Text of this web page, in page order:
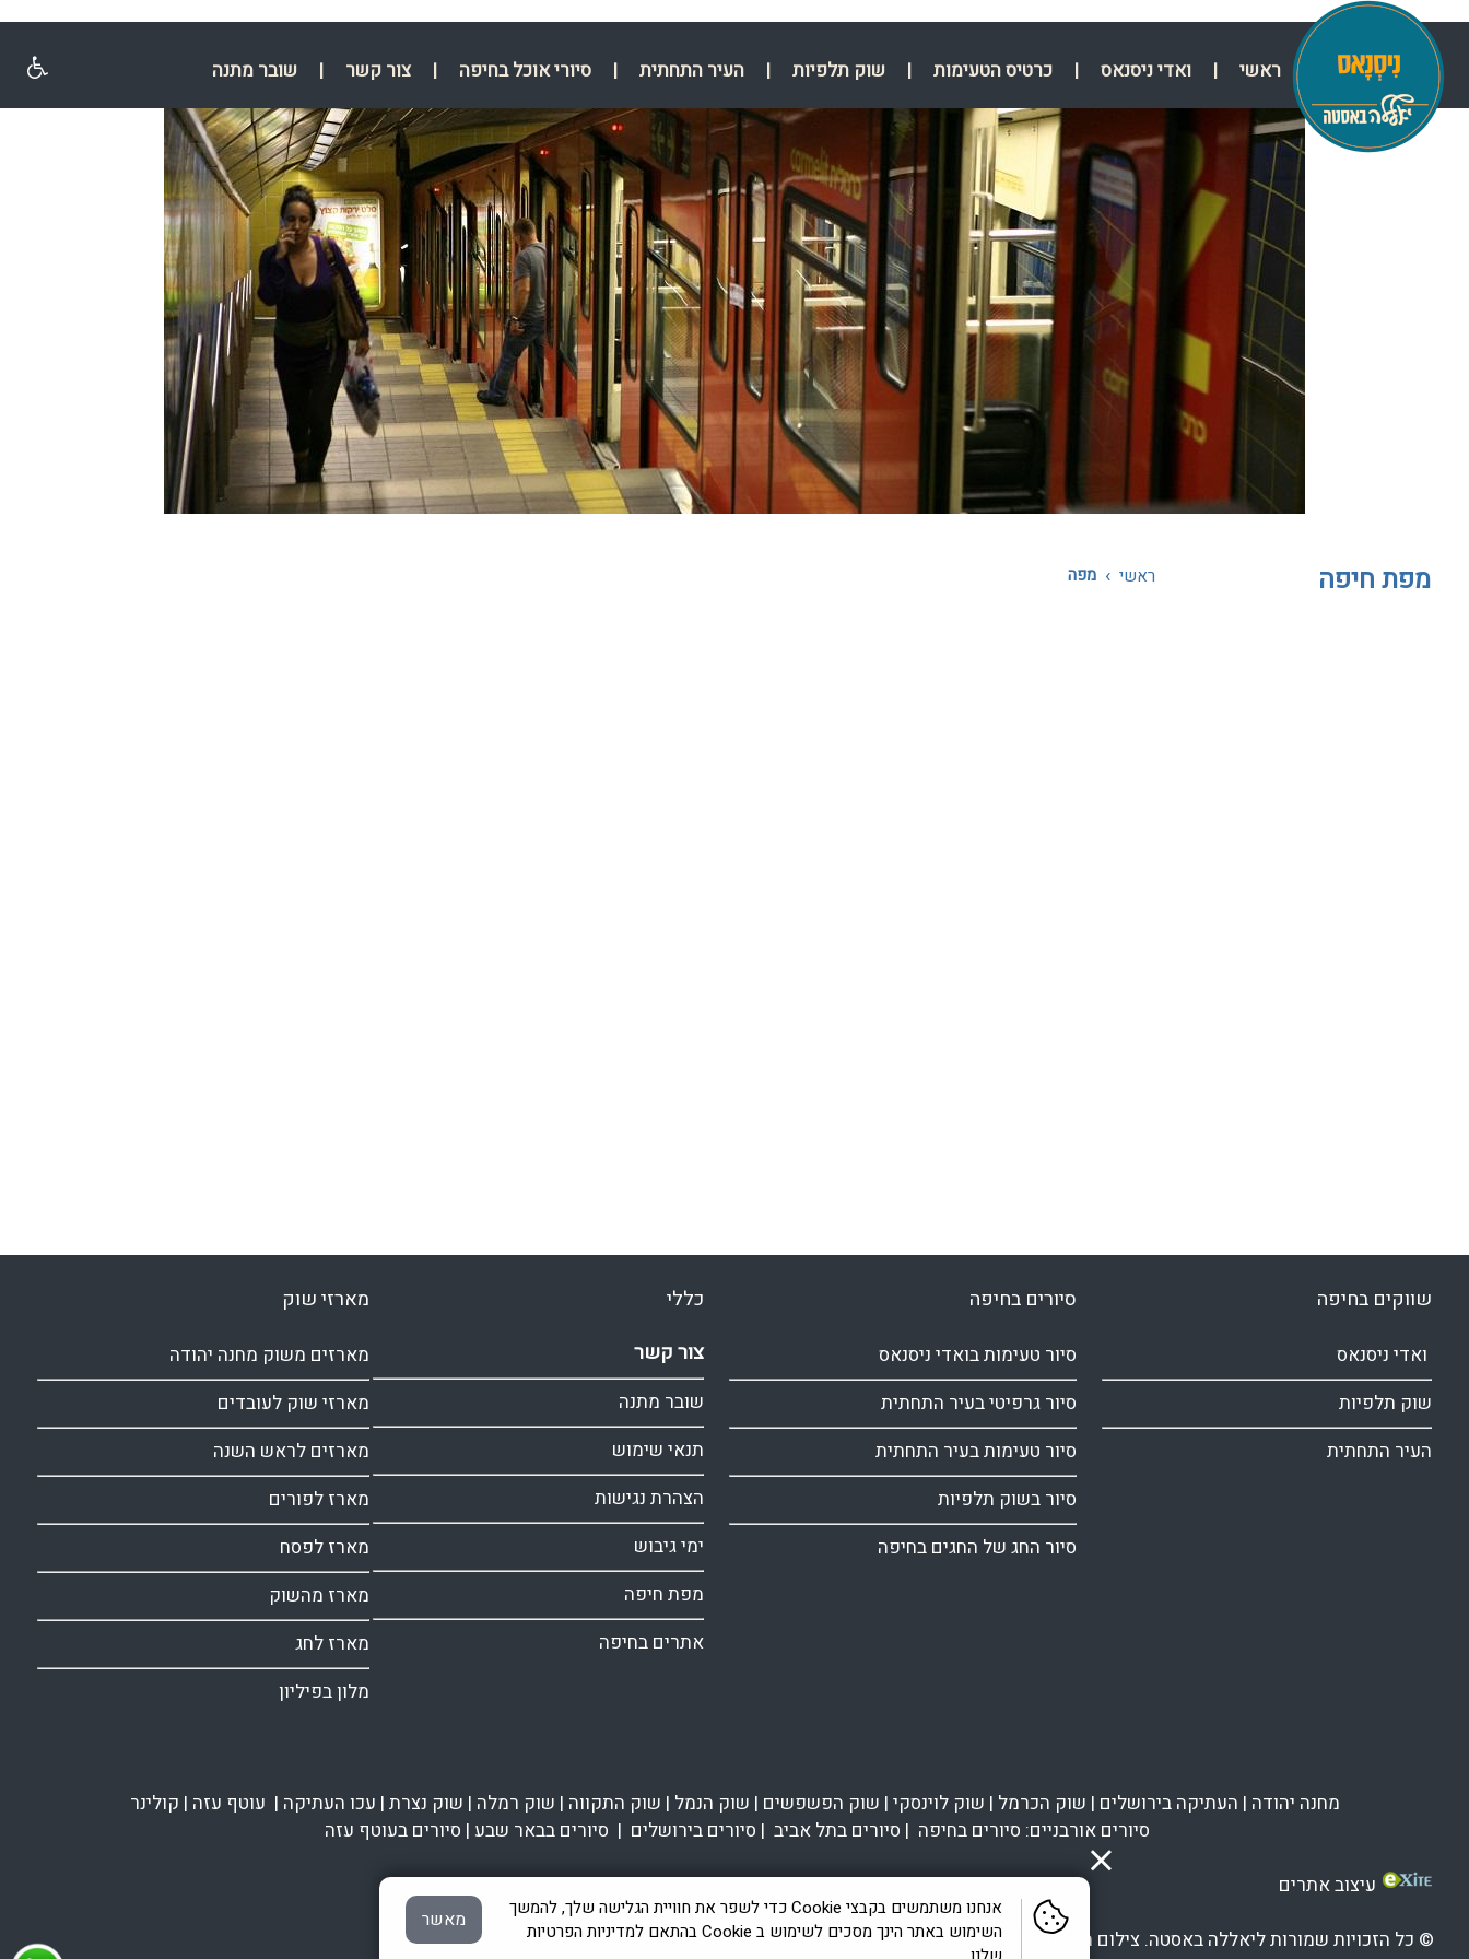
ראשי | ואדי ניסנאס | כרטיס הטעימות | שוק תלפיות | העיר התחתית | סיורי אוכל בחיפה | צור קשר | שובר מתנה
מפת חיפה ראשי › מפה
שווקים בחיפה
ואדי ניסנאס
שוק תלפיות
העיר התחתית
סיורים בחיפה
סיור טעימות בואדי ניסנאס
סיור גרפיטי בעיר התחתית
סיור טעימות בעיר התחתית
סיור בשוק תלפיות
סיור החג של החגים בחיפה
כללי
צור קשר
שובר מתנה
תנאי שימוש
הצהרת נגישות
ימי גיבוש
מפת חיפה
אתרים בחיפה
מארזי שוק
מארזים משוק מחנה יהודה
מארזי שוק לעובדים
מארזים לראש השנה
מארז לפורים
מארז לפסח
מארז מהשוק
מארז לחג
מלון בפיליון
מחנה יהודה | העתיקה בירושלים | שוק הכרמל | שוק לוינסקי | שוק הפשפשים | שוק הנמל | שוק התקווה | שוק רמלה | שוק נצרת | עכו העתיקה | עוטף עזה | קולינר
סיורים אורבניים: סיורים בחיפה | סיורים בתל אביב | סיורים בירושלים | סיורים בבאר שבע | סיורים בעוטף עזה
עיצוב אתרים
© כל הזכויות שמורות ליאללה באסטה. צילום תמונות בגלריות: מיכאל נווה.
אנחנו משתמשים בקבצי Cookie כדי לשפר את חוויית הגלישה שלך, להמשך
השימוש באתר הינך מסכים לשימוש ב Cookie בהתאם למדיניות הפרטיות
מאשר